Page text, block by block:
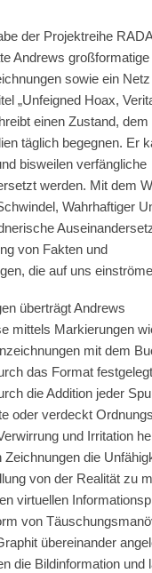
der Projektreihe
Andrews großformatige
sowie ein
„Unfeigned Hoax,
einen Zustand,
täglich begegnen. Er
bisweilen verfängliche
werden. Mit dem
Wahrhaftiger
von Fakten und
die auf uns
überträgt Andrews
mittels Markierungen
mit dem
das Format
die Addition jeder
oder verdeckt
und Irritation
Zeichnungen die
von der Realität zu
virtuellen
von
übereinander
die Bildinformation und